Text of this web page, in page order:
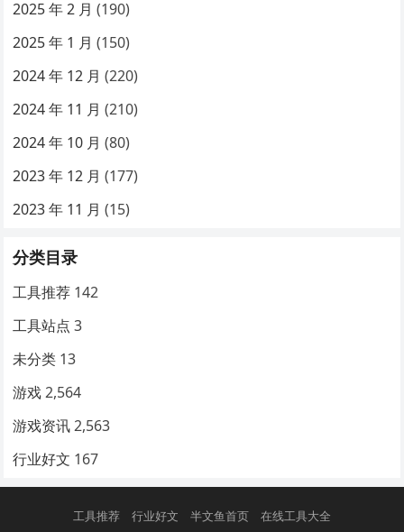
2025 年 2 月 (190)
2025 年 1 月 (150)
2024 年 12 月 (220)
2024 年 11 月 (210)
2024 年 10 月 (80)
2023 年 12 月 (177)
2023 年 11 月 (15)
分类目录
工具推荐 142
工具站点 3
未分类 13
游戏 2,564
游戏资讯 2,563
行业好文 167
工具推荐 行业好文 半文鱼首页 在线工具大全